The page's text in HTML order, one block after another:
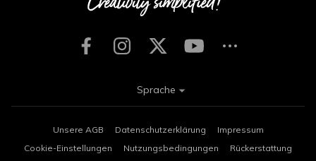
Unsere AGB Datenschutzerklärung
Impressum
Cookie-Einstellungen
Nutzungsbedingungen
Rückerstattung
Sprache